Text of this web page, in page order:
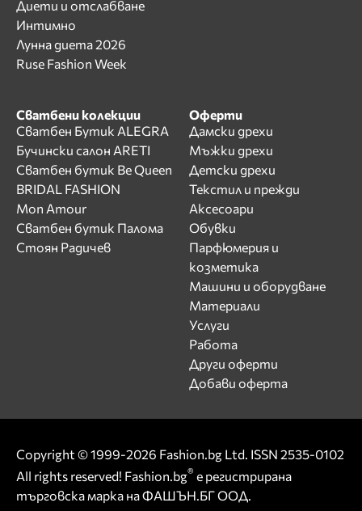
Диети и отслабване
Интимно
Лунна диета 2026
Ruse Fashion Week
Сватбени колекции
Сватбен Бутик ALEGRA
Бучински салон ARETI
Сватбен бутик Be Queen
BRIDAL FASHION
Mon Amour
Сватбен бутик Палома
Стоян Радичев
Оферти
Дамски дрехи
Мъжки дрехи
Детски дрехи
Текстил и прежди
Аксесоари
Обувки
Парфюмерия и
козметика
Машини и оборудване
Материали
Услуги
Работа
Други оферти
Добави оферта
Copyright © 1999-2026 Fashion.bg Ltd. ISSN 2535-0102
All rights reserved! Fashion.bg® е регистрирана
търговска марка на ФАШЪН.БГ ООД.